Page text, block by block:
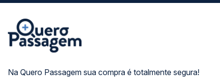
Na Quero Passagem sua compra é totalmente segura!